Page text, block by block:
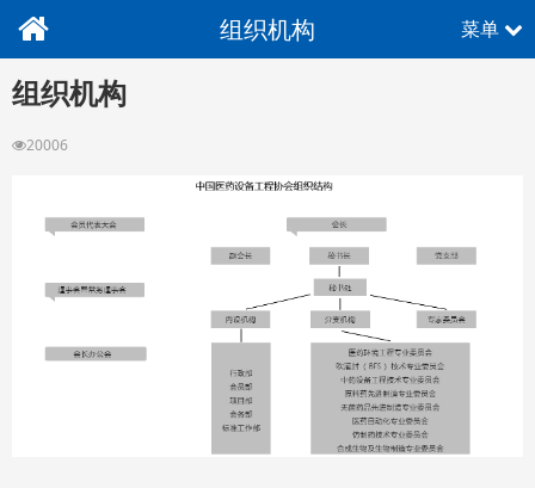
组织机构 菜单
组织机构
20006